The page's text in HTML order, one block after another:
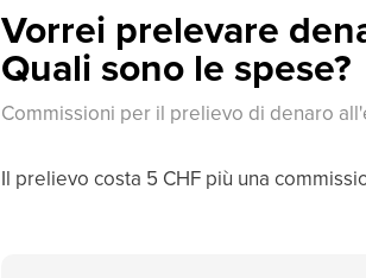
Vorrei prelevare
Quali sono le spese?
Commissioni per il prelievo di denaro
Il prelievo costa 5 CHF più una